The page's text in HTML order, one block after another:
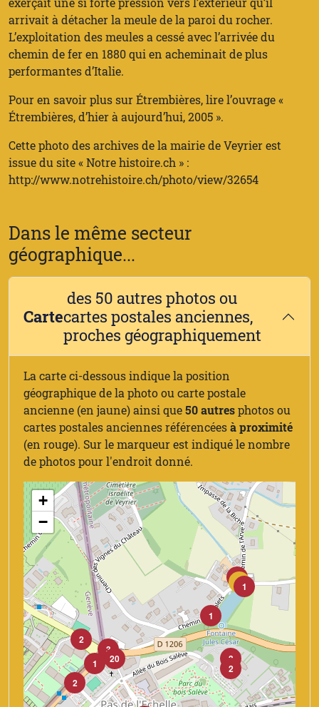
arrivait à détacher la meule de la paroi du rocher.
L’exploitation des meules a cessé avec l’arrivée du
chemin de fer en 1880 qui en acheminait de plus
performantes d’Italie.
Pour en savoir plus sur Étrembières, lire l’ouvrage «
Étrembières, d’hier à aujourd’hui, 2005 ».
Cette photo des archives de la mairie de Veyrier est
issue du site « Notre histoire.ch » :
http://www.notrehistoire.ch/photo/view/32654
Dans le même secteur
géographique...
Carte
des 50 autres photos ou
cartes postales anciennes,
proches géographiquement
La carte ci-dessous indique la position
géographique de la photo ou carte postale
ancienne (en jaune) ainsi que50 autresphotos ou
cartes postales anciennes référencéesà proximité
(en rouge). Sur le marqueur est indiqué le nombre
de photos pour l'endroit donné.
1
1
1
3
2
20
3
1
2
2
X
+
−